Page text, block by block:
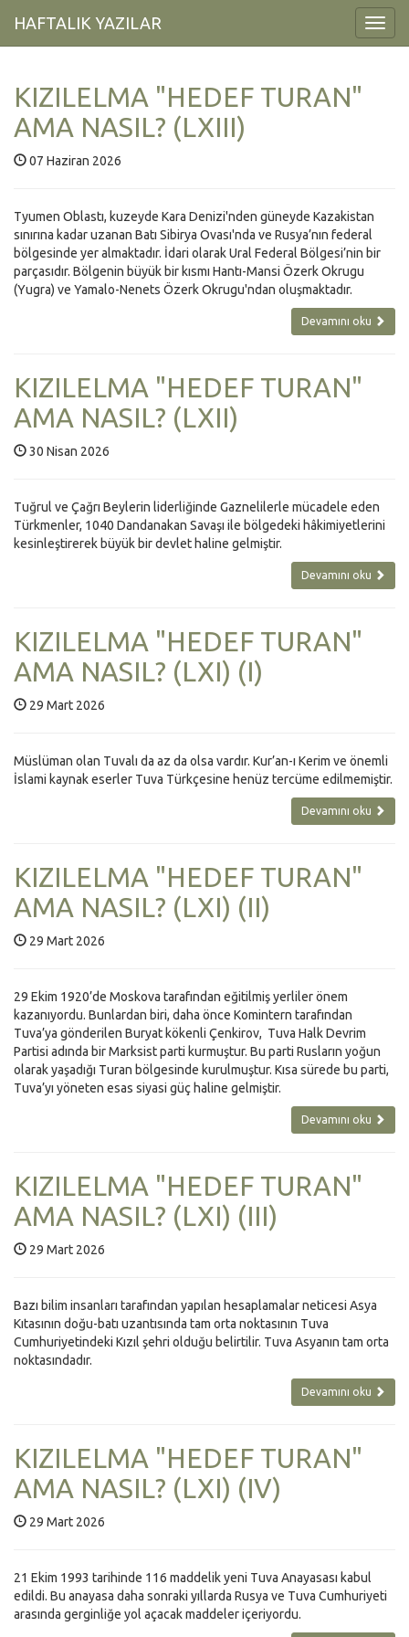
HAFTALIK YAZILAR
KIZILELMA "HEDEF TURAN"
AMA NASIL? (LXIII)
07 Haziran 2026
Tyumen Oblastı, kuzeyde Kara Denizi'nden güneyde Kazakistan
sınırına kadar uzanan Batı Sibirya Ovası'nda ve Rusya’nın federal
bölgesinde yer almaktadır. İdari olarak Ural Federal Bölgesi’nin bir
parçasıdır. Bölgenin büyük bir kısmı Hantı-Mansi Özerk Okrugu
(Yugra) ve Yamalo-Nenets Özerk Okrugu'ndan oluşmaktadır.
Devamını oku
KIZILELMA "HEDEF TURAN"
AMA NASIL? (LXII)
30 Nisan 2026
Tuğrul ve Çağrı Beylerin liderliğinde Gaznelilerle mücadele eden
Türkmenler, 1040 Dandanakan Savaşı ile bölgedeki hâkimiyetlerini
kesinleştirerek büyük bir devlet haline gelmiştir.
Devamını oku
KIZILELMA "HEDEF TURAN"
AMA NASIL? (LXI) (I)
29 Mart 2026
Müslüman olan Tuvalı da az da olsa vardır. Kur’an-ı Kerim ve önemli
İslami kaynak eserler Tuva Türkçesine henüz tercüme edilmemiştir.
Devamını oku
KIZILELMA "HEDEF TURAN"
AMA NASIL? (LXI) (II)
29 Mart 2026
29 Ekim 1920’de Moskova tarafından eğitilmiş yerliler önem
kazanıyordu. Bunlardan biri, daha önce Komintern tarafından
Tuva’ya gönderilen Buryat kökenli Çenkirov, Tuva Halk Devrim
Partisi adında bir Marksist parti kurmuştur. Bu parti Rusların yoğun
olarak yaşadığı Turan bölgesinde kurulmuştur. Kısa sürede bu parti,
Tuva’yı yöneten esas siyasi güç haline gelmiştir.
Devamını oku
KIZILELMA "HEDEF TURAN"
AMA NASIL? (LXI) (III)
29 Mart 2026
Bazı bilim insanları tarafından yapılan hesaplamalar neticesi Asya
Kıtasının doğu-batı uzantısında tam orta noktasının Tuva
Cumhuriyetindeki Kızıl şehri olduğu belirtilir. Tuva Asyanın tam orta
noktasındadır.
Devamını oku
KIZILELMA "HEDEF TURAN"
AMA NASIL? (LXI) (IV)
29 Mart 2026
21 Ekim 1993 tarihinde 116 maddelik yeni Tuva Anayasası kabul
edildi. Bu anayasa daha sonraki yıllarda Rusya ve Tuva Cumhuriyeti
arasında gerginliğe yol açacak maddeler içeriyordu.